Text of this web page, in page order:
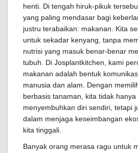
henti. Di tengah hiruk-pikuk
yang paling mendasar bagi
justru terabaikan: makanan. Kita
untuk sekadar kenyang, tanpa
nutrisi yang masuk benar-benar
tubuh. Di Josplantkitchen, kami
makanan adalah bentuk
manusia dan alam. Dengan
berbasis tanaman, kita tidak hanya
menyembuhkan diri sendiri, tetapi
dalam menjaga keseimbangan
kita tinggali.
Banyak orang merasa ragu untuk